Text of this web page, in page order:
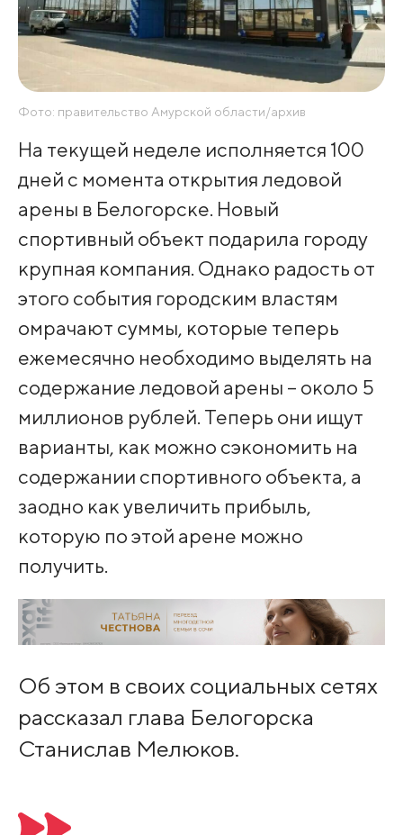
Фото: правительство Амурской области/архив
На текущей неделе исполняется 100
дней с момента открытия ледовой
арены в Белогорске. Новый
спортивный объект подарила городу
крупная компания. Однако радость от
этого события городским властям
омрачают суммы, которые теперь
ежемесячно необходимо выделять на
содержание ледовой арены – около 5
миллионов рублей. Теперь они ищут
варианты, как можно сэкономить на
содержании спортивного объекта, а
заодно как увеличить прибыль,
которую по этой арене можно
получить.
Об этом в своих социальных сетях
рассказал глава Белогорска
Станислав Мелюков.